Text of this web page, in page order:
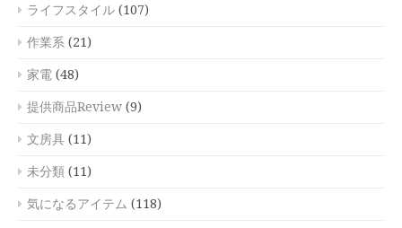
ライフスタイル (107)
作業系 (21)
家電 (48)
提供商品Review (9)
文房具 (11)
未分類 (11)
気になるアイテム (118)